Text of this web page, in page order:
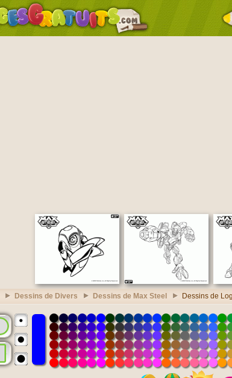
Dessins de Divers Dessins de Max Steel Dessins de